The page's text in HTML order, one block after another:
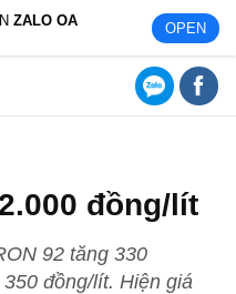
ZALO OA OPEN
đồng/lít
92 tăng 330
đồng/lít. Hiện giá